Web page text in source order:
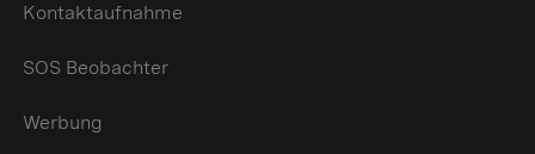
Kontaktaufnahme
SOS Beobachter
Werbung